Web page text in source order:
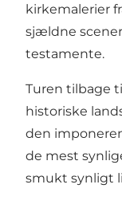
kirkemalerier
sjældne
testamente.
Turen tilbage
historiske
den
de mest
smukt synligt